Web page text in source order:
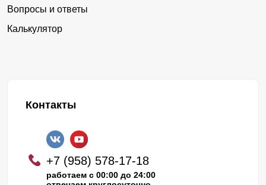
Вопросы и ответы
Калькулятор
Контакты
+7 (958) 578-17-18
работаем с 00:00 до 24:00